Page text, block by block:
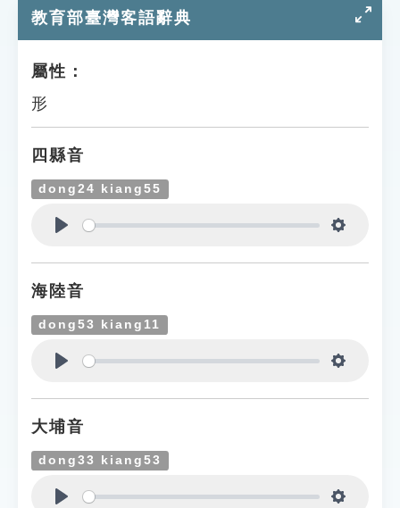
知識索引
遊戲專區
教學應用
貓頭鷹博士
教育部臺灣客語辭典
屬性：
形
四縣音
dong24 kiang55
海陸音
dong53 kiang11
大埔音
dong33 kiang53